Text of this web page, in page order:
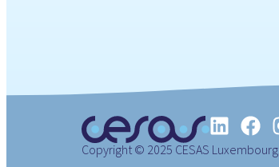
Copyright © 2025 CESAS Luxembourg.